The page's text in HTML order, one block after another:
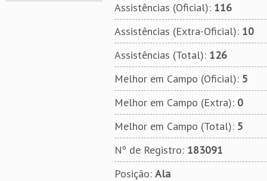
Assistências (Oficial): 116
Assistências (Extra-Oficial): 10
Assistências (Total): 126
Melhor em Campo (Oficial): 5
Melhor em Campo (Extra): 0
Melhor em Campo (Total): 5
Nº de Registro: 183091
Posição: Ala